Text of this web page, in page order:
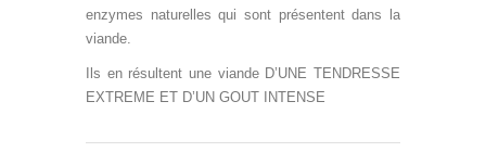
enzymes naturelles qui sont présentent dans la
viande.
Ils en résultent une viande D’UNE TENDRESSE
EXTREME ET D’UN GOUT INTENSE